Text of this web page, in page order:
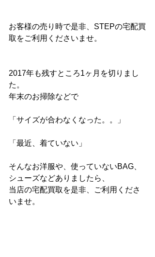
お客様の売り時で是非、STEPの宅配買
取をご利用くださいませ。
2017年も残すところ1ヶ月を切りまし
た。
年末のお掃除などで
「サイズが合わなくなった。。」
「最近、着ていない」
そんなお洋服や、使っていないBAG、
シューズなどありましたら、
当店の宅配買取を是非、ご利用くださ
いませ。